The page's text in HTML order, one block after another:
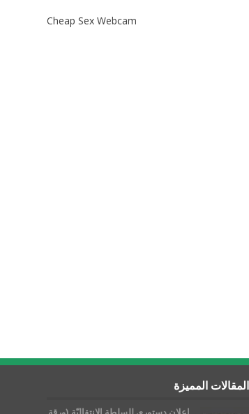
Cheap Sex Webcam
المقالات المميزة